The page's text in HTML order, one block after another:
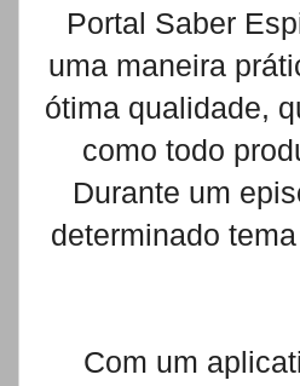
Portal Saber
uma maneira
ótima qualidade,
como todo
Durante um
determinado
Com um